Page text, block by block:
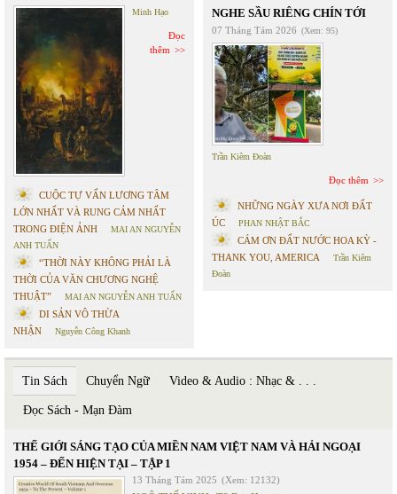
Minh Hạo
Đọc
thêm
CUỘC TỰ VẤN LƯƠNG TÂM
LỚN NHẤT VÀ RUNG CẢM NHẤT
TRONG ĐIỆN ẢNH
MAI AN NGUYỄN
ANH TUẤN
“THỜI NÀY KHÔNG PHẢI LÀ
THỜI CỦA VĂN CHƯƠNG NGHỆ
THUẬT”
MAI AN NGUYỄN ANH TUẤN
DI SẢN VÔ THỪA
NHẬN
Nguyễn Công Khanh
NGHE SẦU RIÊNG CHÍN TỚI
07 Tháng Tám 2026 (Xem: 95)
Trần Kiêm Đoàn
Đọc thêm
NHỮNG NGÀY XƯA NƠI ĐẤT
ÚC
PHAN NHẬT BẮC
CÁM ƠN ĐẤT NƯỚC HOA KỲ -
THANK YOU, AMERICA
Trần Kiêm
Đoàn
Tin Sách Chuyển Ngữ Video & Audio : Nhạc & . . .
Đọc Sách - Mạn Đàm
THẾ GIỚI SÁNG TẠO CỦA MIỀN NAM VIỆT NAM VÀ HẢI NGOẠI
1954 – ĐẾN HIỆN TẠI – TẬP 1
13 Tháng Tám 2025 (Xem: 12132)